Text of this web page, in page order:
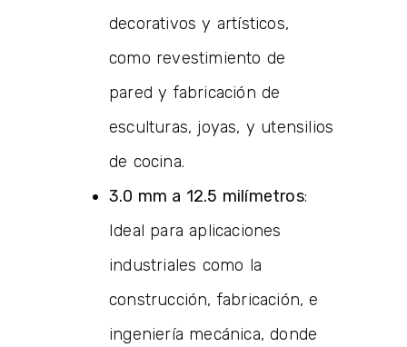
decorativos y artísticos,
como revestimiento de
pared y fabricación de
esculturas, joyas, y utensilios
de cocina.
3.0 mm a 12.5 milímetros:
Ideal para aplicaciones
industriales como la
construcción, fabricación, e
ingeniería mecánica, donde